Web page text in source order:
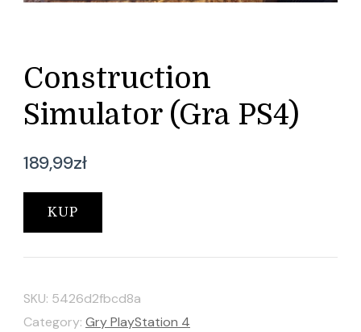
Construction
Simulator (Gra PS4)
189,99zł
KUP
SKU: 5426d2fbcd8a
Category: Gry PlayStation 4